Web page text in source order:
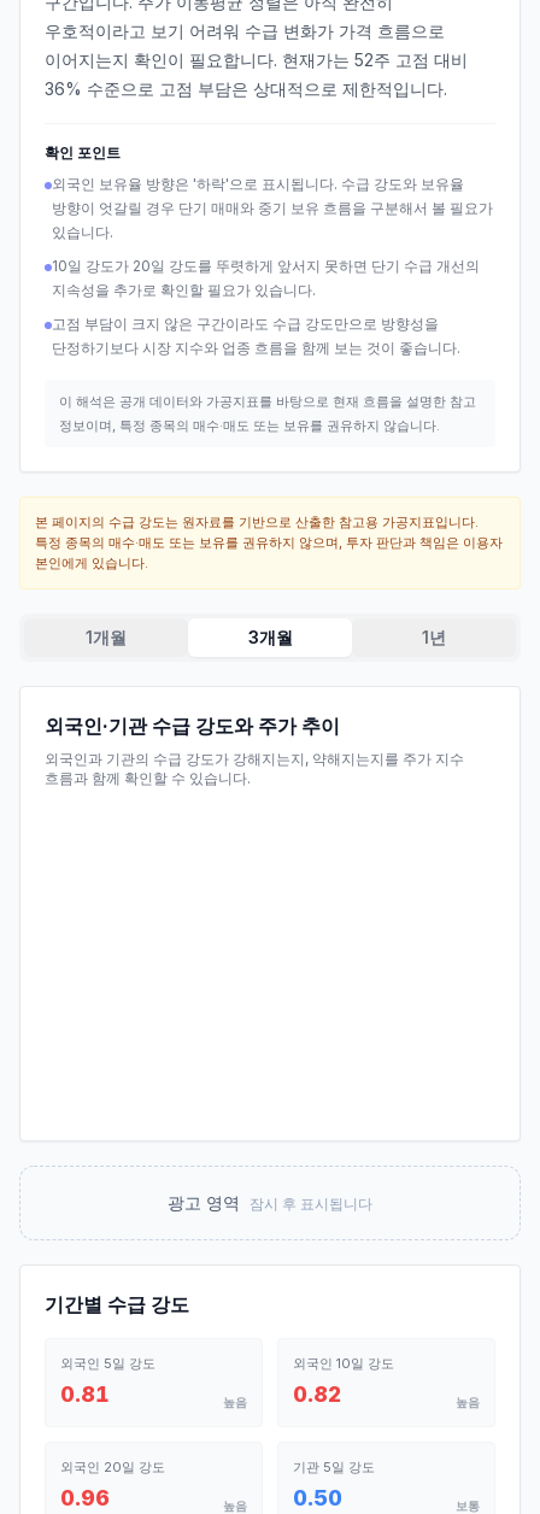
우호적이라고 보기 어려워 수급 변화가 가격 흐름으로
이어지는지 확인이 필요합니다. 현재가는 52주 고점 대비
36% 수준으로 고점 부담은 상대적으로 제한적입니다.
확인 포인트
외국인 보유율 방향은 '하락'으로 표시됩니다. 수급 강도와 보유율
방향이 엇갈릴 경우 단기 매매와 중기 보유 흐름을 구분해서 볼 필요가
있습니다.
10일 강도가 20일 강도를 뚜렷하게 앞서지 못하면 단기 수급 개선의
지속성을 추가로 확인할 필요가 있습니다.
고점 부담이 크지 않은 구간이라도 수급 강도만으로 방향성을
단정하기보다 시장 지수와 업종 흐름을 함께 보는 것이 좋습니다.
이 해석은 공개 데이터와 가공지표를 바탕으로 현재 흐름을 설명한 참고
정보이며, 특정 종목의 매수·매도 또는 보유를 권유하지 않습니다.
본 페이지의 수급 강도는 원자료를 기반으로 산출한 참고용 가공지표입니다.
특정 종목의 매수·매도 또는 보유를 권유하지 않으며, 투자 판단과 책임은 이용자
본인에게 있습니다.
1개월 3개월 1년
외국인·기관 수급 강도와 주가 추이
외국인과 기관의 수급 강도가 강해지는지, 약해지는지를 주가 지수
흐름과 함께 확인할 수 있습니다.
광고 영역 잠시 후 표시됩니다
기간별 수급 강도
외국인 5일 강도
0.81 높음
외국인 10일 강도
0.82 높음
외국인 20일 강도
0.96 높음
기관 5일 강도
0.50 보통